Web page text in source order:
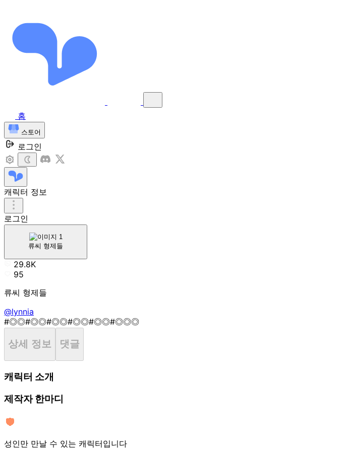
홈
스토어
로그인
캐릭터 정보
로그인
류씨 형제들
29.8K
95
류씨 형제들
@lynnia
#◎◎#◎◎#◎◎#◎◎#◎◎#◎◎◎
상세 정보 댓글
캐릭터 소개
제작자 한마디
성인만 만날 수 있는 캐릭터입니다